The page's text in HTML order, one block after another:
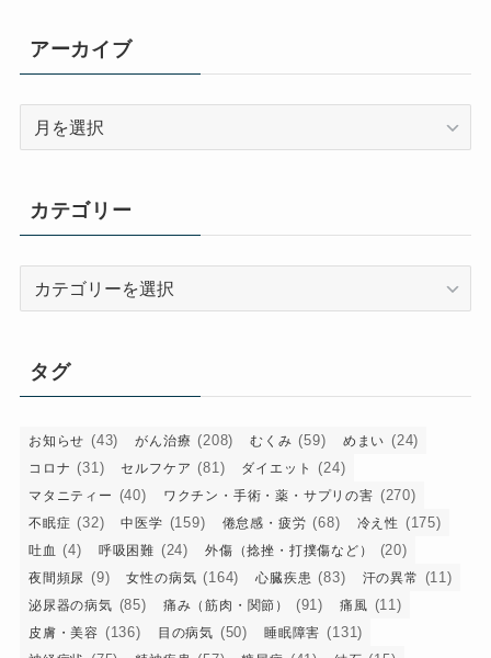
アーカイブ
ブ
カテゴリー
ー
タグ
お知らせ (43) がん治療 (208) むくみ (59) めまい (24)
コロナ (31) セルフケア (81) ダイエット (24)
マタニティー (40) ワクチン・手術・薬・サプリの害 (270)
不眠症 (32) 中医学 (159) 倦怠感・疲労 (68) 冷え性 (175)
吐血 (4) 呼吸困難 (24) 外傷（捻挫・打撲傷など） (20)
夜間頻尿 (9) 女性の病気 (164) 心臓疾患 (83) 汗の異常 (11)
泌尿器の病気 (85) 痛み（筋肉・関節） (91) 痛風 (11)
皮膚・美容 (136) 目の病気 (50) 睡眠障害 (131)